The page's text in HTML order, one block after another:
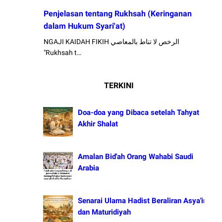
Penjelasan tentang Rukhsah (Keringanan
dalam Hukum Syari'at)
NGAJI KAIDAH FIKIH الرخص لا تناط بالمعاصي
"Rukhsah t…
TERKINI
Doa-doa yang Dibaca setelah Tahyat
Akhir Shalat
Amalan Bid'ah Orang Wahabi Saudi
Arabia
Senarai Ulama Hadist Beraliran Asya'irah
dan Maturidiyah